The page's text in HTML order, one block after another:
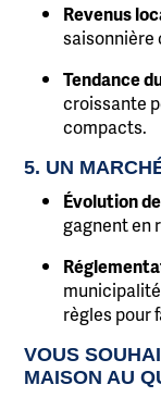
Revenus
saisonnière
Tendance
croissante
compacts.
5. UN
Évolution
gagnent en
règles pour
VOUS
MAISON AU